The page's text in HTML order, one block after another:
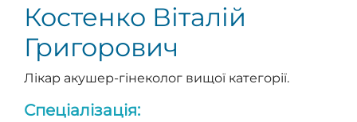
Костенко Віталій
Григорович
Лікар акушер-гінеколог вищої категорії.
Спеціалізація: